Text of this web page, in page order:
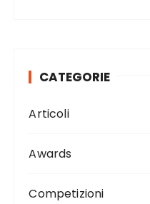
CATEGORIE
Articoli
Awards
Competizioni